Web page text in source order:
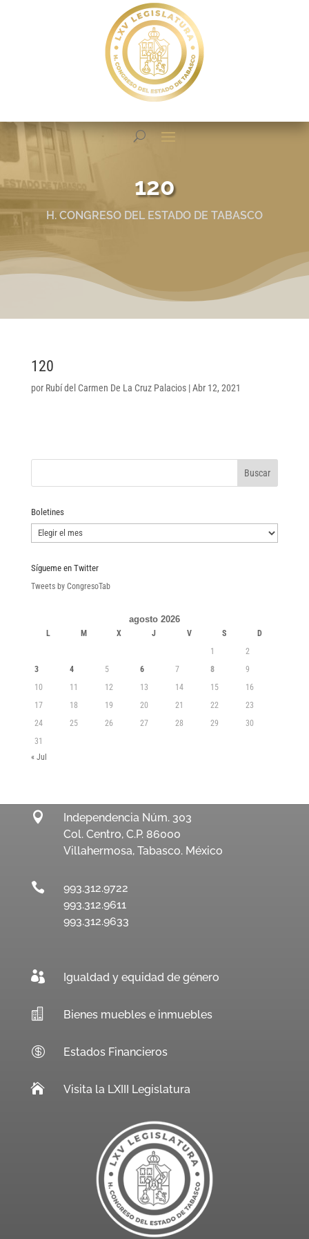
120
H. CONGRESO DEL ESTADO DE TABASCO
120
por Rubí del Carmen De La Cruz Palacios|Abr 12, 2021
Boletines
Boletines
Sígueme en Twitter
Tweets by CongresoTab
agosto 2026
L M X J V S
D
1
2
3
4 5 6 7 8
9
10
11 12 13 14 15
16
17
18 19 20 21 22
23
24
25 26 27 28 29
30
31
« Jul

Independencia Núm. 303
Col. Centro, C.P. 86000
Villahermosa, Tabasco. México

993.312.9722
993.312.9611
993.312.9633
 Igualdad y equidad de género
 Bienes muebles e inmuebles
 Estados Financieros
 Visita la LXIII Legislatura